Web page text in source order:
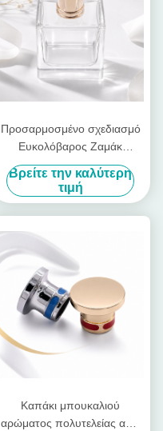
Προσαρμοσμένο σχεδιασμό
Ευκολόβαρος Ζαμάκ
Αρώματα Καπάκι μπουκάλια
με πέτρινη προφορά
Βρείτε την καλύτερη
τιμή
Καπάκι μπουκαλιού
αρώματος πολυτελείας από